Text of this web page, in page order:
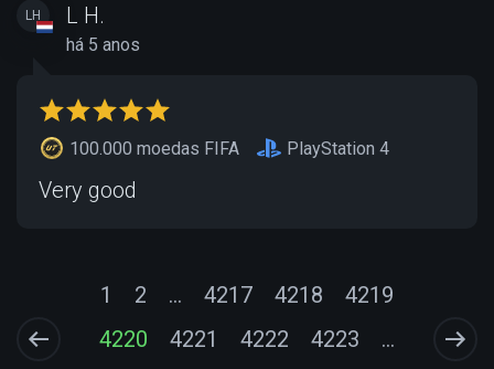
LH L H.
há 5 anos
100.000 moedas FIFA PlayStation 4
Very good
1 2 ... 4217 4218
4219
4220
4221 4222 4223
...